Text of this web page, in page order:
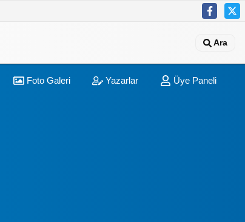
Ara
Foto Galeri Yazarlar Üye Paneli